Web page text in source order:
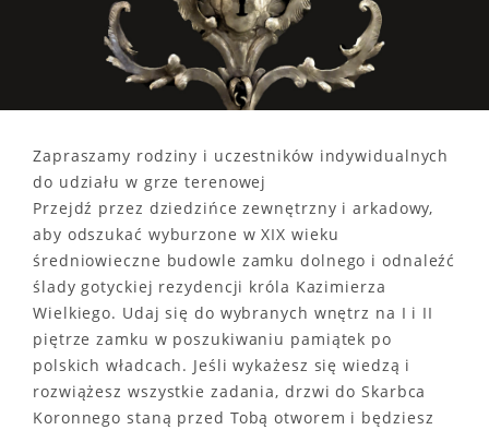
Zapraszamy rodziny i uczestników indywidualnych
do udziału w grze terenowej
Przejdź przez dziedzińce zewnętrzny i arkadowy,
aby odszukać wyburzone w XIX wieku
średniowieczne budowle zamku dolnego i odnaleźć
ślady gotyckiej rezydencji króla Kazimierza
Wielkiego. Udaj się do wybranych wnętrz na I i II
piętrze zamku w poszukiwaniu pamiątek po
polskich władcach. Jeśli wykażesz się wiedzą i
rozwiążesz wszystkie zadania, drzwi do Skarbca
Koronnego staną przed Tobą otworem i będziesz